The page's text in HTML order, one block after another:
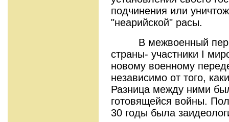
подчинения или
"неарийской" расы.
В межвоенный
страны- участники I
новому военному
независимо от того,
Разница между ними
готовящейся войны.
30 годы была